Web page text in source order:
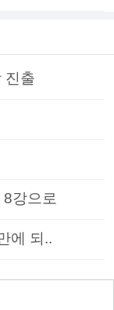
진출
8강으로
에 되..